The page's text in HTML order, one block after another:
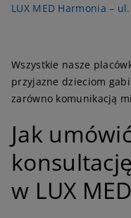
LUX MED Harmonia –
Wszystkie nasze
przyjazne dzieciom
zarówno komunikacją
Jak
w LUX